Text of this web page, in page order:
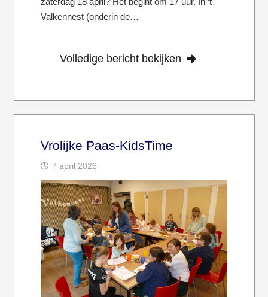
Valkennest (onderin de…
Volledige bericht bekijken
Vrolijke Paas-KidsTime
7 april 2026